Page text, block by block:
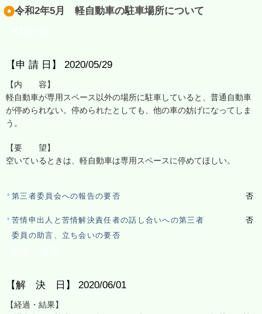
令和2年5月 軽自動車の駐車場所について
【申 請 日】 2020/05/29
【内 容】
軽自動車が専用スペース以外の場所に駐車していると、普通自動車
が停められない。停められたとしても、他の車の妨げになってしま
う。
【要 望】
空いているときは、軽自動車は専用スペースに停めてほしい。
第三者委員会への報告の要否 否
苦情申出人と苦情解決責任者の話し合いへの第三者
委員の助言、立ち会いの要否
否
【解 決 日】 2020/06/01
【経過・結果】